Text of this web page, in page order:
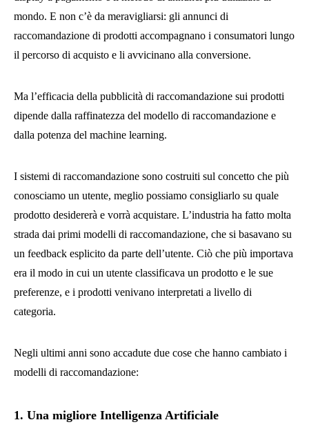
mondo. E non c’è da meravigliarsi: gli annunci di
raccomandazione di prodotti accompagnano i consumatori lungo
il percorso di acquisto e li avvicinano alla conversione.
Ma l’efficacia della pubblicità di raccomandazione sui prodotti
dipende dalla raffinatezza del modello di raccomandazione e
dalla potenza del machine learning.
I sistemi di raccomandazione sono costruiti sul concetto che più
conosciamo un utente, meglio possiamo consigliarlo su quale
prodotto desidererà e vorrà acquistare. L’industria ha fatto molta
strada dai primi modelli di raccomandazione, che si basavano su
un feedback esplicito da parte dell’utente. Ciò che più importava
era il modo in cui un utente classificava un prodotto e le sue
preferenze, e i prodotti venivano interpretati a livello di
categoria.
Negli ultimi anni sono accadute due cose che hanno cambiato i
modelli di raccomandazione:
1. Una migliore Intelligenza Artificiale